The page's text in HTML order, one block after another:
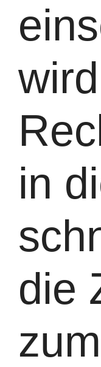
in
die
zum